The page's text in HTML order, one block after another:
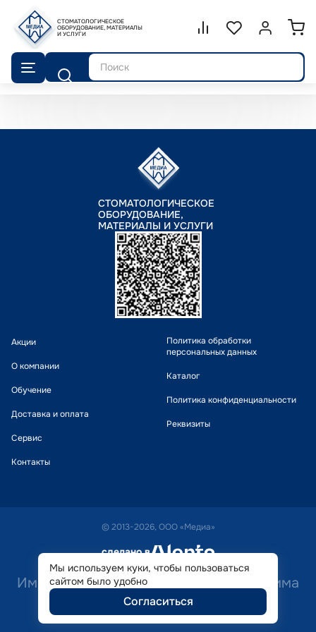
СТОМАТОЛОГИЧЕСКОЕ
ОБОРУДОВАНИЕ, МАТЕРИАЛЫ
И УСЛУГИ
Сравнение.
СписокВойти или
Поиск
СТОМАТОЛОГИЧЕСКОЕ
ОБОРУДОВАНИЕ,
МАТЕРИАЛЫ И УСЛУГИ
Акции
О компании
Обучение
Доставка и оплата
Сервис
Контакты
Политика обработки
персональных данных
Каталог
Политика конфиденциальности
Реквизиты
© 2013-2026, ООО «Медиа»
сделано в alente
Имеются противопоказания. Необходима
консультация специалиста.
Мы используем куки, чтобы пользоваться
сайтом было удобно
Согласиться